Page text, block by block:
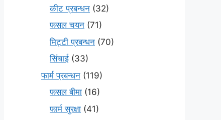
कीट प्रबन्धन (32)
फसल चयन (71)
मि‌ट्टी प्रबन्धन (70)
सिंचाई (33)
फार्म प्रबन्धन (119)
फसल बीमा (16)
फार्म सुरक्षा (41)